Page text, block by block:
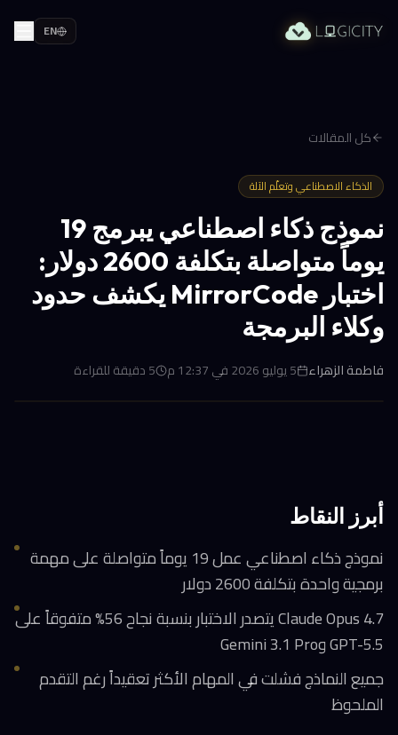
EN
كل المقالات
الذكاء الاصطناعي وتعلّم الآلة
نموذج ذكاء اصطناعي يبرمج 19
يوماً متواصلة بتكلفة 2600 دولار:
اختبار MirrorCode يكشف حدود
وكلاء البرمجة
فاطمة الزهراء 5 يوليو 2026 في 12:37 م 5دقيقة للقراءة
أبرز النقاط
نموذج ذكاء اصطناعي عمل 19 يوماً متواصلة على مهمة
برمجية واحدة بتكلفة 2600 دولار
Claude Opus 4.7 يتصدر الاختبار بنسبة نجاح 56% متفوقاً على
GPT-5.5 وGemini 3.1 Pro
جميع النماذج فشلت في المهام الأكثر تعقيداً رغم التقدم
الملحوظ